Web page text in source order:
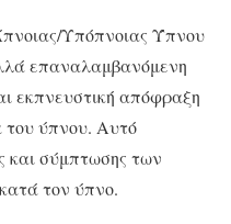
Υπόπνοιας Ύπνου
επαναλαμβανόμενη
εκπνευστική απόφραξη
του ύπνου. Αυτό
και σύμπτωσης των
τον ύπνο.